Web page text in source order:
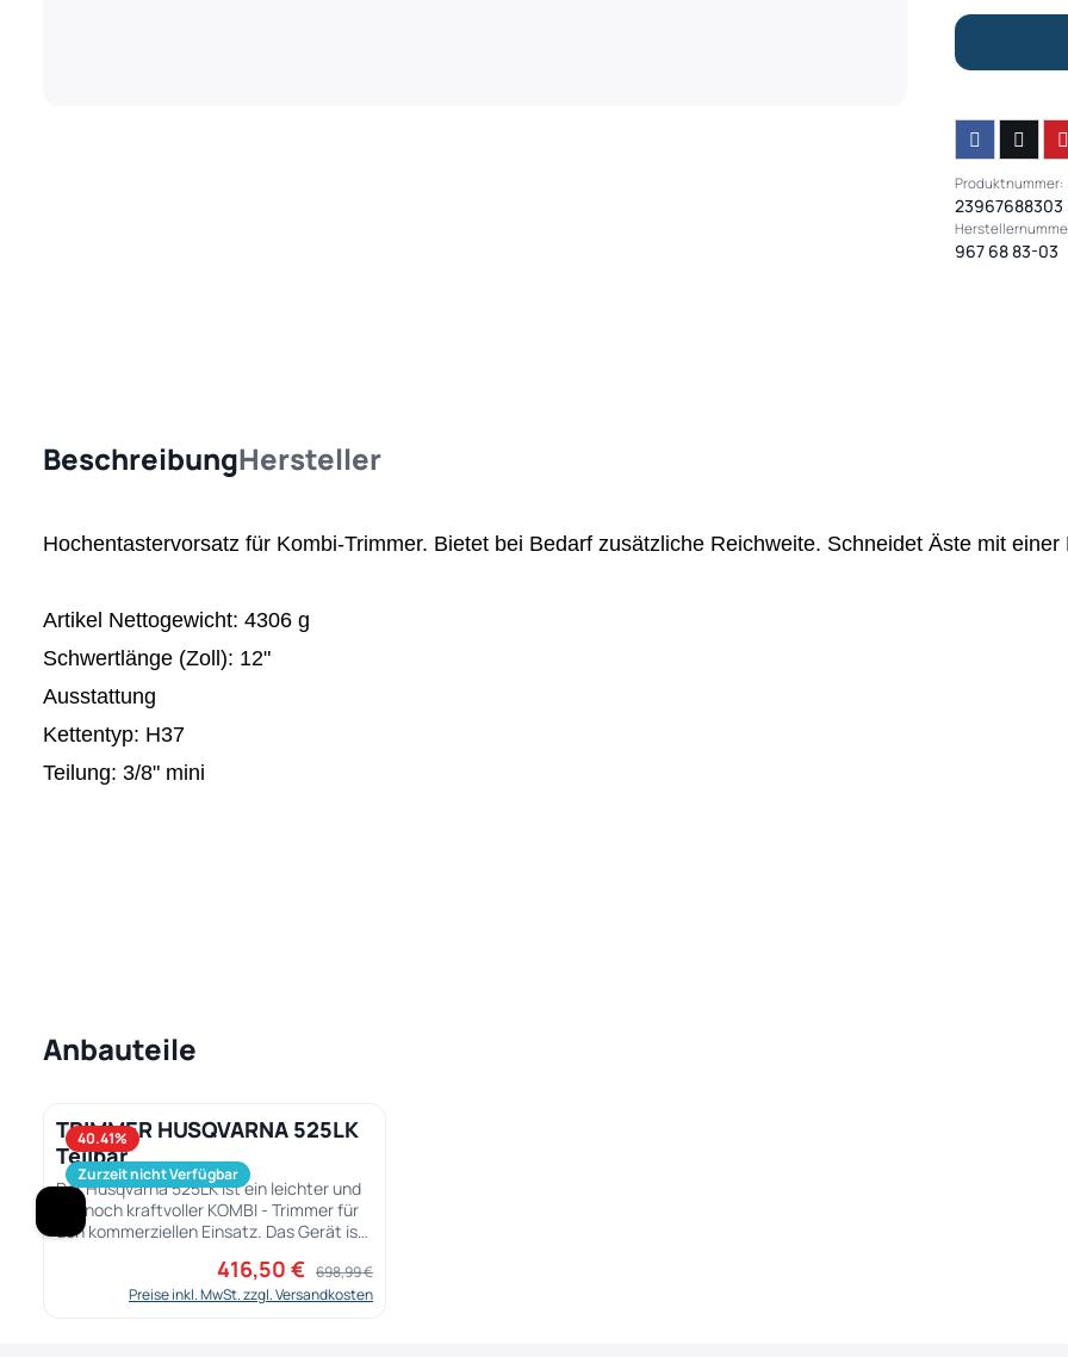
Produktnummer:
23967688303
967 68 83-03
BeschreibungHersteller
Hochentastervorsatz für Kombi-Trimmer. Bietet bei Bedarf zusätzliche Reichweite. Schneidet Äste mit einer
Artikel Nettogewicht: 4306 g
Schwertlänge (Zoll): 12"
Ausstattung
Kettentyp: H37
Teilung: 3/8" mini
Anbauteile
40.41%
Zurzeit nicht Verfügbar
TRIMMER HUSQVARNA 525LK
Teilbar
Der Husqvarna 525LK ist ein leichter und
dennoch kraftvoller KOMBI - Trimmer für
den kommerziellen Einsatz. Das Gerät ist
525LK wurde für viele verschiedene
Arbeitseinsätze entwickelt und ist somit
Verkaufspreis:
416,50 € Regulärer Preis:
698,99 €
Preise inkl. MwSt. zzgl. Versandkosten